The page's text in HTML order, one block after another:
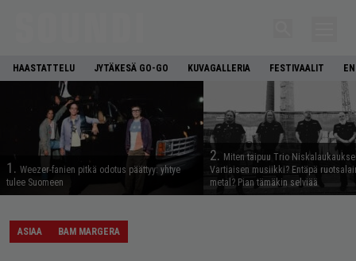
HAASTATTELU JYTÄKESÄ GO-GO KUVAGALLERIA FESTIVAALIT
1. Weezer-fanien pitkä odotus päättyy: yhtye
tulee Suomeen
2. Miten taipuu Trio
Vartiaisen musiikki? Entäpä
metal? Pian tämäkin selviää
ASIAA BAM MARGERA